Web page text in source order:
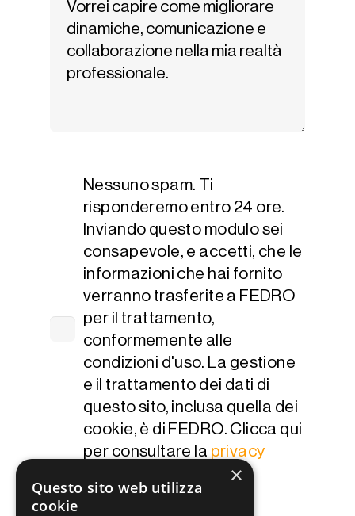
Nessuno spam. Ti
risponderemo entro 24 ore.
Inviando questo modulo sei
consapevole, e accetti, che le
informazioni che hai fornito
verranno trasferite a FEDRO
per il trattamento,
conformemente alle
condizioni d'uso. La gestione
e il trattamento dei dati di
questo sito, inclusa quella dei
cookie, è di FEDRO. Clicca qui
per consultare la privacy
×
Questo sito web utilizza
cookie